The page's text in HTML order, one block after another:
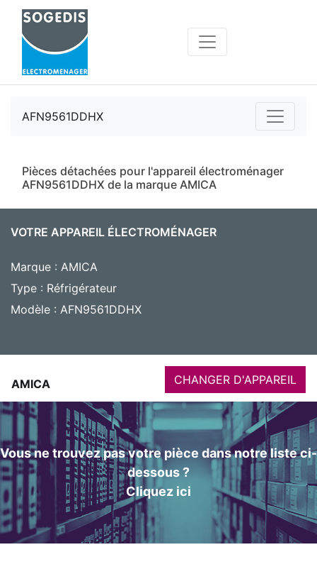
AFN9561DDHX
Pièces détachées pour l'appareil électroménager
AFN9561DDHX de la marque AMICA
VOTRE APPAREIL ÉLECTROMÉNAGER
Marque : AMICA
Type : Réfrigérateur
Modèle : AFN9561DDHX
AMICA CHANGER D'APPAREIL
Vous ne trouvez pas votre pièce dans notre liste ci-
dessous ?
Cliquez ici